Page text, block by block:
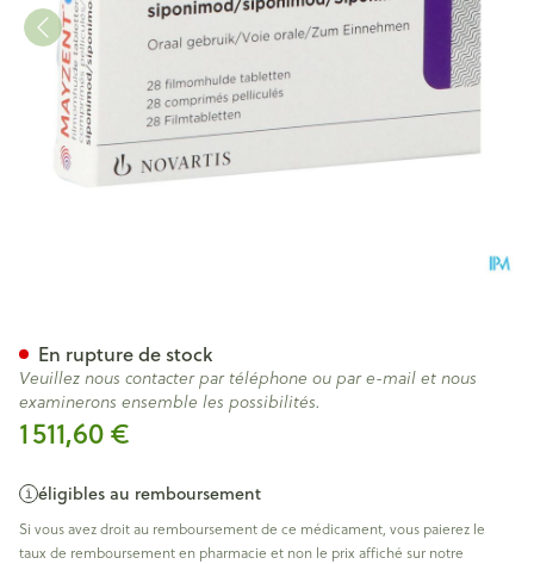
1 511,60 €
éligibles au remboursement
Si vous avez droit au remboursement de ce médicament, vous paierez le
taux de remboursement en pharmacie et non le prix affiché sur notre
En rupture de stock
Veuillez nous contacter par téléphone ou par e-mail et nous
examinerons ensemble les possibilités.